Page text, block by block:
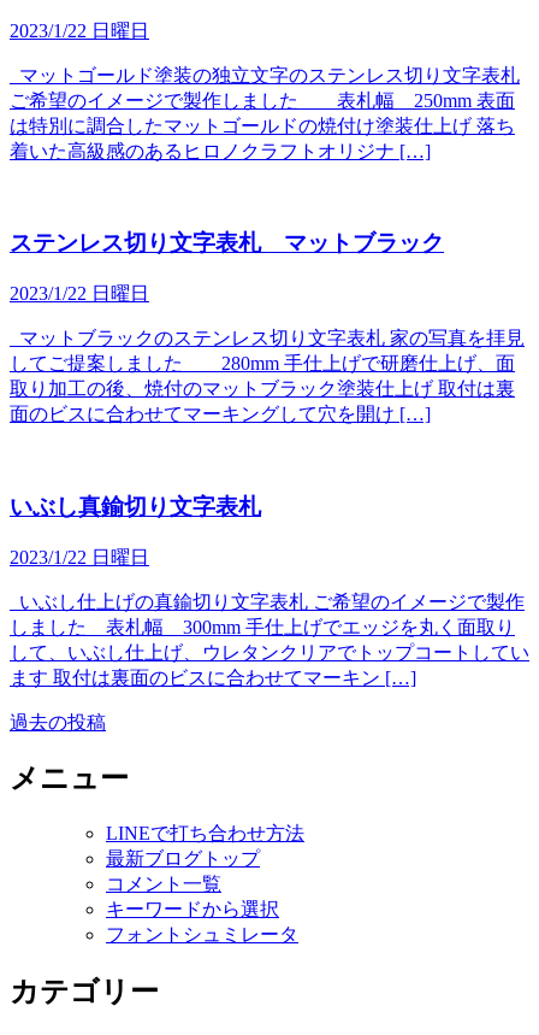
2023/1/22 日曜日
マットゴールド塗装の独立文字のステンレス切り文字表札
ご希望のイメージで製作しました 表札幅 250mm 表面
は特別に調合したマットゴールドの焼付け塗装仕上げ 落ち
着いた高級感のあるヒロノクラフトオリジナ […]
ステンレス切り文字表札 マットブラック
2023/1/22 日曜日
マットブラックのステンレス切り文字表札 家の写真を拝見
してご提案しました 280mm 手仕上げで研磨仕上げ、面
取り加工の後、焼付のマットブラック塗装仕上げ 取付は裏
面のビスに合わせてマーキングして穴を開け […]
いぶし真鍮切り文字表札
2023/1/22 日曜日
いぶし仕上げの真鍮切り文字表札 ご希望のイメージで製作
しました 表札幅 300mm 手仕上げでエッジを丸く面取り
して、いぶし仕上げ、ウレタンクリアでトップコートしてい
ます 取付は裏面のビスに合わせてマーキン […]
投
稿
ョ
過去の投稿
メニュー
LINEで打ち合わせ方法
最新ブログトップ
コメント一覧
キーワードから選択
フォントシュミレータ
カテゴリー